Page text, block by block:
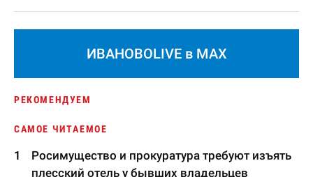
ИВАНОВОLIVE в MAX
РЕКОМЕНДУЕМ
САМОЕ ЧИТАЕМОЕ
Росимущество и прокуратура требуют изъять
плесский отель у бывших владельцев